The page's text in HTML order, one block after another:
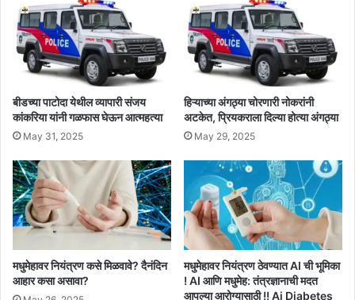
बीडच्या पाटोदा येथील व्यापारी संजय
कांकरिया यांनी गळफास घेऊन आत्महत्या
May 31, 2025
हिऱ्याच्या अंगठ्या चोरणारी नोकरांनी
अटकेत, प्रियकराला दिल्या होत्या अंगठ्या
May 29, 2025
मधुमेहावर नियंत्रण कसे मिळवावे? दैनंदिन
आहार कसा असावा?
मधुमेहावर नियंत्रण ठेवण्यात AI ची भूमिका
! AI आणि मधुमेह: तंत्रज्ञानाची मदत
आपल्या आरोग्यासाठी !! Ai Diabetes